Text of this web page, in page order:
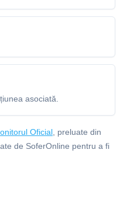
asociată.
Oficial , preluate din
de SoferOnline pentru a fi